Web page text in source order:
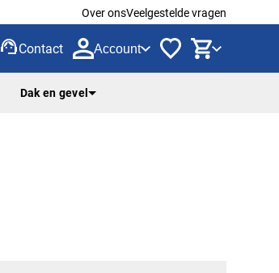
Over onsVeelgestelde vragen
support_agentContact Account
Dak en gevel